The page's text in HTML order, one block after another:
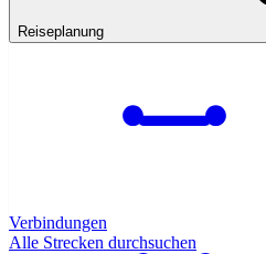
Reiseplanung
Verbindungen
Alle Strecken durchsuchen